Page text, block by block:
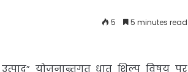
5 5 minutes read
उत्पाद” योजनान्र्तगत धातु शिल्प विषय पर